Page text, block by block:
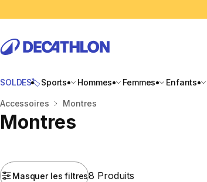
SOLDES🏷️Sports Hommes Femmes Enfants
Accueil
Accessoires Montres
Montres
Masquer les filtres8 Produits